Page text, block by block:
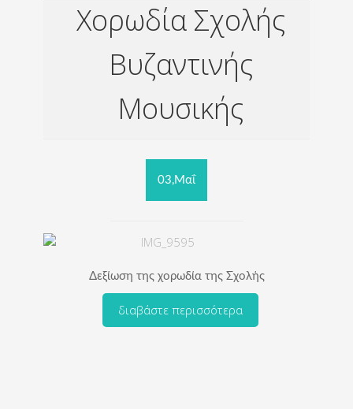
Χορωδία Σχολής
Βυζαντινής
Μουσικής
03,Μαΐ
Δεξίωση της χορωδία της Σχολής
διαβάστε περισσότερα